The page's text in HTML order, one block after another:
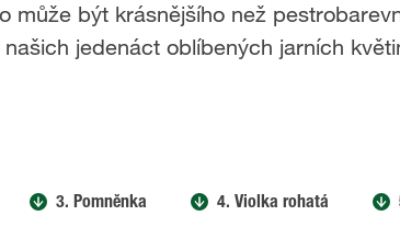
může být krásnějšího než
jedenáct oblíbených jarních
3. Pomněnka 4. Violka rohatá